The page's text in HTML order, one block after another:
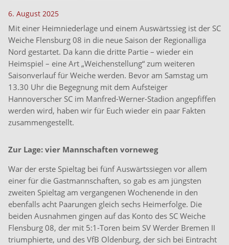
6. August 2025
Mit einer Heimniederlage und einem Auswärtssieg ist der SC
Weiche Flensburg 08 in die neue Saison der Regionalliga
Nord gestartet. Da kann die dritte Partie – wieder ein
Heimspiel – eine Art „Weichenstellung“ zum weiteren
Saisonverlauf für Weiche werden. Bevor am Samstag um
13.30 Uhr die Begegnung mit dem Aufsteiger
Hannoverscher SC im Manfred-Werner-Stadion angepfiffen
werden wird, haben wir für Euch wieder ein paar Fakten
zusammengestellt.
Zur Lage: vier Mannschaften vorneweg
War der erste Spieltag bei fünf Auswärtssiegen vor allem
einer für die Gastmannschaften, so gab es am jüngsten
zweiten Spieltag am vergangenen Wochenende in den
ebenfalls acht Paarungen gleich sechs Heimerfolge. Die
beiden Ausnahmen gingen auf das Konto des SC Weiche
Flensburg 08, der mit 5:1-Toren beim SV Werder Bremen II
triumphierte, und des VfB Oldenburg, der sich bei Eintracht